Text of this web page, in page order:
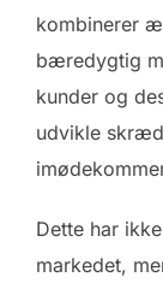
kombinerer
bæredygtig
kunder og
udvikle
Dette har
markedet,